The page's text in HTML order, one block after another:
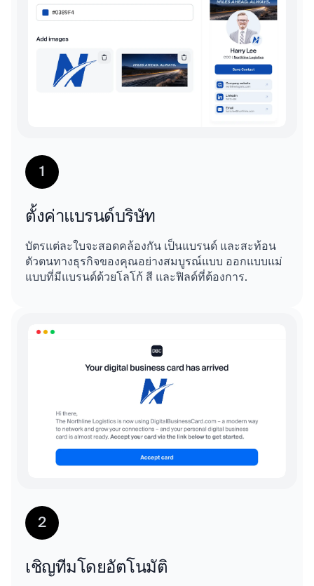
1
ตั้งค่าแบรนด์บริษัท
บัตรแต่ละใบจะสอดคล้องกัน เป็นแบรนด์ และสะท้อน
ตัวตนทางธุรกิจของคุณอย่างสมบูรณ์แบบ ออกแบบแม่
แบบที่มีแบรนด์ด้วยโลโก้ สี และฟิลด์ที่ต้องการ.
2
เชิญทีมโดยอัตโนมัติ